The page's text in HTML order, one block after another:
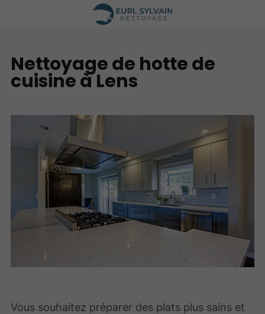
Nettoyage de hotte de
cuisine à Lens
Vous souhaitez préparer des plats plus sains et